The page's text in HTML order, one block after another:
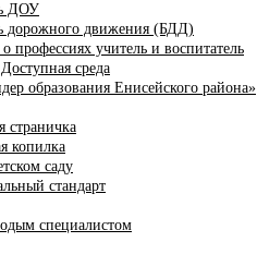
ДОУ
дорожного движения (БДД)
профессиях учитель и воспитатель
среда
образования Енисейского района»
страничка
копилка
саду
стандарт
специалистом